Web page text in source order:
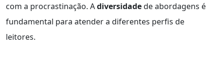
com a procrastinação. Adiversidadede abordagens é
fundamental para atender a diferentes perfis de
leitores.